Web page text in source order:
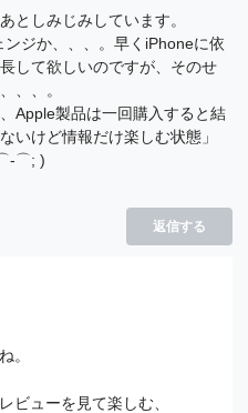
としみじみしています。
ジか、、、。早くiPhoneに依
して欲しいのですが、そのせ
、、。
Apple製品は一回購入すると結
いけど情報だけ楽しむ状態」
⌒; )
返信する
。
ビューを見て楽しむ、